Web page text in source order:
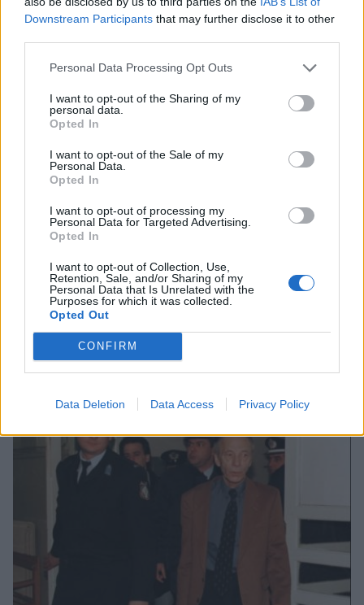
Downstream Participants that may further disclose it to other
Personal Data Processing Opt Outs
I want to opt-out of the Sharing of my
personal data.
Opted In
I want to opt-out of the Sale of my
Personal Data.
Opted In
I want to opt-out of processing my
Personal Data for Targeted Advertising.
Opted In
I want to opt-out of Collection, Use,
Retention, Sale, and/or Sharing of my
Personal Data that Is Unrelated with the
Purposes for which it was collected.
Opted Out
CONFIRM
Data Deletion Data Access Privacy Policy
Εθελοντής πυροσβέστης έσωσε δεκάδες
03/08/2026 12:52
Η μαρτυρία κατοίκου από το Πόρτο Γερμενό:
«Κάηκε το σπίτι μου, δεν έχω πού να μείνω»
02/08/2026 15:25